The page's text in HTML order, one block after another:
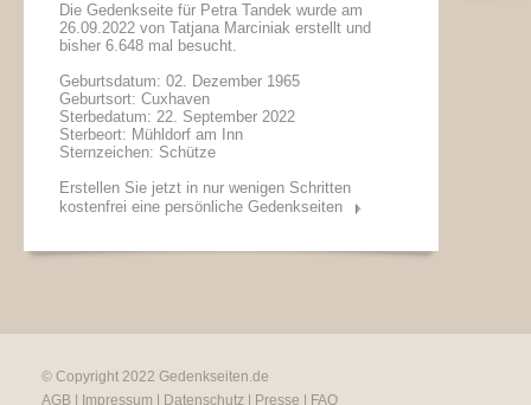
Die Gedenkseite für Petra Tandek wurde am
26.09.2022 von Tatjana Marciniak erstellt und
bisher 6.648 mal besucht.
Geburtsdatum: 02. Dezember 1965
Geburtsort: Cuxhaven
Sterbedatum: 22. September 2022
Sterbeort: Mühldorf am Inn
Sternzeichen: Schütze
Erstellen Sie jetzt in nur wenigen Schritten
kostenfrei eine persönliche Gedenkseiten
© Copyright 2022 Gedenkseiten.de
AGB
Impressum Datenschutz Presse
FAQ